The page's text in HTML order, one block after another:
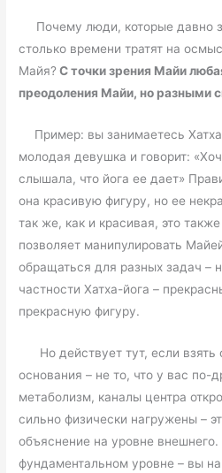
Почему люди, которые давно
столько времени тратят на
Майя? С точки зрения Майи
преодоления Майи, но разными
Пример: вы занимаетесь
молодая девушка и говорит:
слышала, что йога ее дает»
она красивую фигуру, но ее
так же, как и красивая, это
позволяет манипулировать
обращаться для разных задач –
частности Хатха-йога –
прекрасную фигуру.
Но действует тут, если взять
основания – не то, что у вас по-
метаболизм, каналы центра
сильно физически нагружены –
объяснение на уровне
фундаментальном уровне – вы